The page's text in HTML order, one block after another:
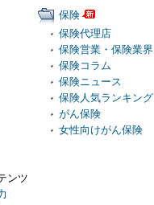
ンツ
保険
保険代理店
保険営業・保険業界
保険コラム
保険ニュース
保険人気ランキング
がん保険
女性向けがん保険